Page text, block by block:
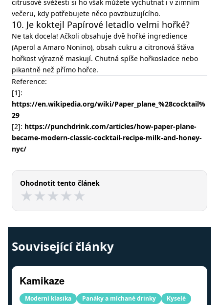
citrusové svěžesti si ho však můžete vychutnat i v zimním
večeru, kdy potřebujete něco povzbuzujícího.
10. Je koktejl Papírové letadlo velmi hořké?
Ne tak docela! Ačkoli obsahuje dvě hořké ingredience
(Aperol a Amaro Nonino), obsah cukru a citronová šťáva
hořkost výrazně maskují. Chutná spíše hořkosladce nebo
pikantně než přímo hořce.
Reference:
[1]:
https://en.wikipedia.org/wiki/Paper_plane_%28cocktail%
29
[2]: https://punchdrink.com/articles/how-paper-plane-
became-modern-classic-cocktail-recipe-milk-and-honey-
nyc/
Ohodnotit tento článek
★
★★
★★
★★
★★
★
Související články
Kamikaze
Moderní klasika Panáky a míchané drinky Kyselé